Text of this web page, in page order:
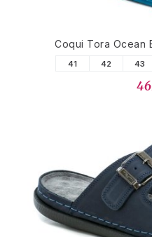
Coqui Tora Ocean
41 42 43